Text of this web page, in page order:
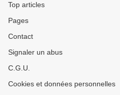
Top articles
Pages
Contact
Signaler un abus
C.G.U.
Cookies et données personnelles